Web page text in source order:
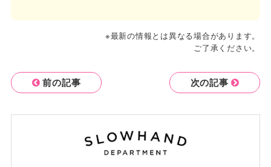
※最新の情報とは異なる場合があります。
ご了承ください。
前の記事 次の記事